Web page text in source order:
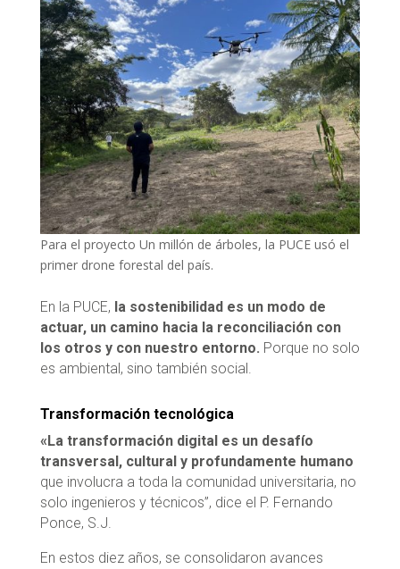
Para el proyecto Un millón de árboles, la PUCE usó el
primer drone forestal del país.
En la PUCE, la sostenibilidad es un modo de
actuar, un camino hacia la reconciliación con
los otros y con nuestro entorno. Porque no solo
es ambiental, sino también social.
Transformación tecnológica
«La transformación digital es un desafío
transversal, cultural y profundamente humano
que involucra a toda la comunidad universitaria, no
solo ingenieros y técnicos”, dice el P. Fernando
Ponce, S.J.
En estos diez años, se consolidaron avances